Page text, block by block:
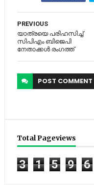
PREVIOUS
യാത്രയെ പരിഹസിച്ച്‌
സിപിഎം ബിജെപി
നേതാക്കള്‍ രംഗത്ത്
POST COMMENT
Total Pageviews
3 1 5 9 6